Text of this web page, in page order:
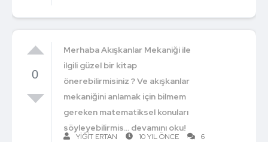
0
Merhaba Akışkanlar Mekaniği ile
ilgili güzel bir kitap
önerebilirmisiniz ? Ve akışkanlar
mekaniğini anlamak için bilmem
gereken matematiksel konuları
söyleyebilirmis... devamını oku!
YIĞIT ERTAN 10 YIL ÖNCE 6